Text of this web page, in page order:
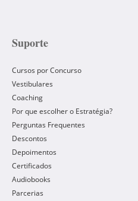
Suporte
Cursos por Concurso
Vestibulares
Coaching
Por que escolher o Estratégia?
Perguntas Frequentes
Descontos
Depoimentos
Certificados
Audiobooks
Parcerias